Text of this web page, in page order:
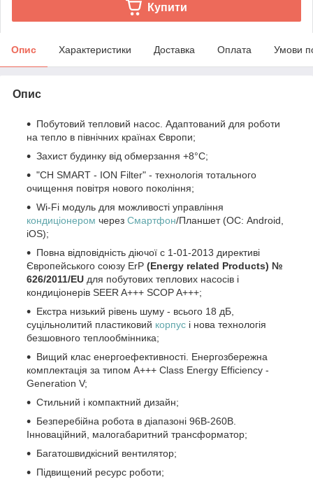
Купити
Опис Характеристики Доставка Оплата Умови
Опис
Побутовий тепловий насос. Адаптований для роботи
на тепло в північних країнах Європи;
Захист будинку від обмерзання +8°C;
"CH SMART - ION Filter" - технологія тотального
очищення повітря нового покоління;
Wi-Fi модуль для можливості управління
кондиціонером через Смартфон/Планшет (ОС: Android,
iOS);
Повна відповідність діючої c 1-01-2013 директиві
Європейського союзу ErP (Energy related Products) №
626/2011/EU для побутових теплових насосів і
кондиціонерів SEER A+++ SCOP A+++;
Екстра низький рівень шуму - всього 18 дБ,
суцільнолитий пластиковий корпус і нова технологія
безшовного теплообмінника;
Вищий клас енергоефективності. Енергозбережна
комплектація за типом A+++ Class Energy Efficiency -
Generation V;
Стильний і компактний дизайн;
Безперебійна робота в діапазоні 96В-260В.
Інноваційний, малогабаритний трансформатор;
Багатошвидкісний вентилятор;
Підвищений ресурс роботи;